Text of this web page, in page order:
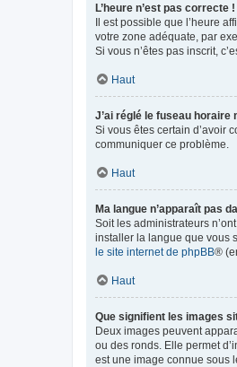
L’heure n’est pas correcte !
Il est possible que l’heure
votre zone adéquate, par
Si vous n’êtes pas inscrit,
Haut
J’ai réglé le fuseau horaire
Si vous êtes certain d’avoir
communiquer ce problème.
Haut
Ma langue n’apparaît pas
Soit les administrateurs
installer la langue que vous
le site internet de phpBB®
Haut
Que signifient les images
Deux images peuvent
ou des ronds. Elle permet
est une image connue sous